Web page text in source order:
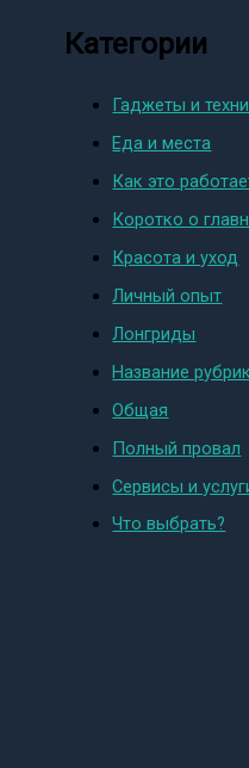
Категории
Гаджеты и
Еда и места
Как это
Коротко о
Красота и уход
Личный опыт
Лонгриды
Название
Общая
Полный провал
Сервисы и
Что выбрать?